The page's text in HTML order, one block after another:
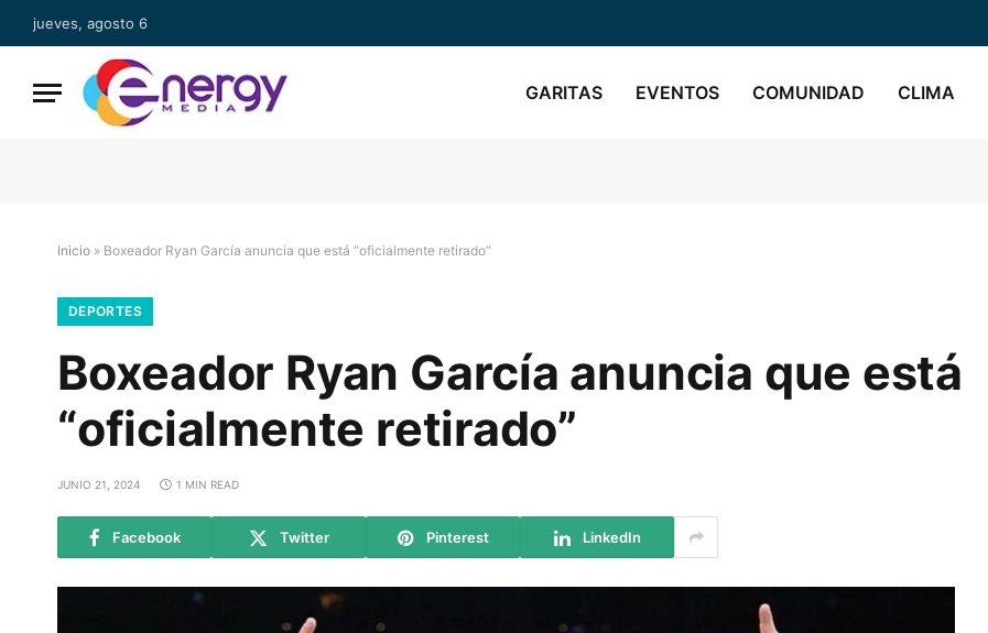
jueves, agosto 6
GARITAS EVENTOS COMUNIDAD CLIMA
Inicio » Boxeador Ryan García anuncia que está “oficialmente retirado”
DEPORTES
Boxeador Ryan García anuncia que está
“oficialmente retirado”
JUNIO 21, 2024 1 MIN READ
Facebook Twitter Pinterest LinkedIn